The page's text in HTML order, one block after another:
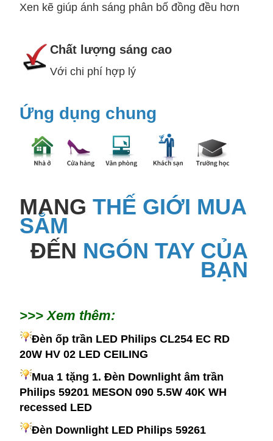
Xen kẽ giúp ánh sáng phân bố đồng đều hơn
Chất lượng sáng cao
Với chi phí hợp lý
Ứng dụng chung
MANG THẾ GIỚI MUA
SẮM
ĐẾN NGÓN TAY CỦA
BẠN
>>> Xem thêm:
Đèn ốp trần LED Philips CL254 EC RD
20W HV 02 LED CEILING
Mua 1 tặng 1. Đèn Downlight âm trần
Philips 59201 MESON 090 5.5W 40K WH
recessed LED
Đèn Downlight LED Philips 59261